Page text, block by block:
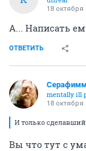
18 октября
А... Написать
ОТВЕТИТЬ
Серафимм
mentally ill
18 октября
И только
Вы что тут с